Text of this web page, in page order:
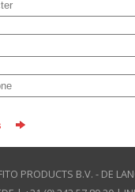
PRODUCTS B.V. - DE